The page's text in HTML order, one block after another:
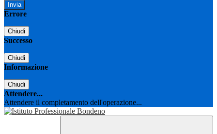
Errore
Chiudi
Successo
Chiudi
Informazione
Chiudi
Attendere...
Attendere il completamento dell'operazione...